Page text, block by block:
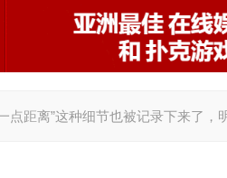
点距离”这种细节也被记录下来了，